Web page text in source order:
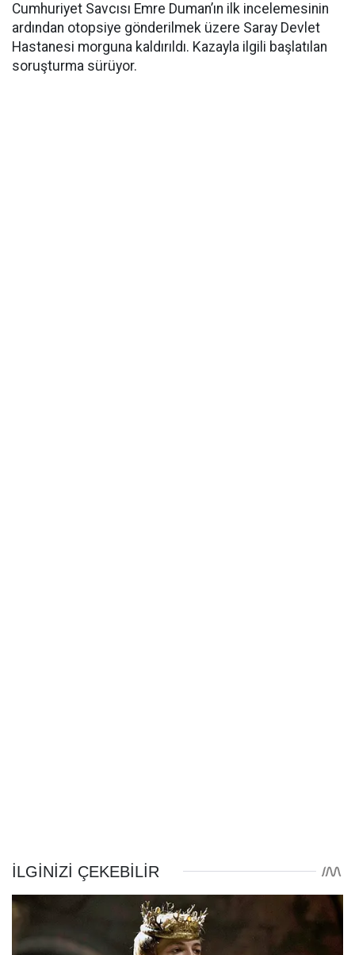
Cumhuriyet Savcısı Emre Duman’ın ilk incelemesinin
ardından otopsiye gönderilmek üzere Saray Devlet
Hastanesi morguna kaldırıldı. Kazayla ilgili başlatılan
soruşturma sürüyor.